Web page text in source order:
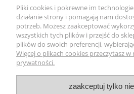
do koszyka
Pomoc
Moje konto
Pliki cookies i pokrewne im
działanie strony i pomagają nam
potrzeb. Możesz zaakceptować
wszystkich tych plików i przejść do
plików do swoich preferencji,
Więcej o plikach cookies przeczytasz w
prywatności.
zaakceptuj tylko